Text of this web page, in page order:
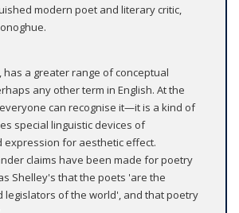
modern poet and literary critic,
has a greater range of conceptual
any other term in English. At the
can recognise it—it is a kind of
special linguistic devices of
expression for aesthetic effect.
claims have been made for poetry
Shelley's that the poets 'are the
legislators of the world', and that poetry